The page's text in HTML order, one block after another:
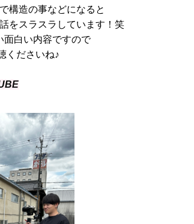
構造の事などになると
をスラスラしています！笑
面白い内容ですので
くださいね♪